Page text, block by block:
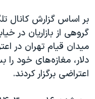
چهل سال گروگان‌گیری
قانون شفافیت دارائی
اعتراضات مردمی آبان ۹۸
اسرائیل در جنگ
بر اساس گزارش کانال
گروهی از بازاریان در
میدان قیام تهران در
دلار، مغازه‌های خود
اعتراضی برگزار کردند.